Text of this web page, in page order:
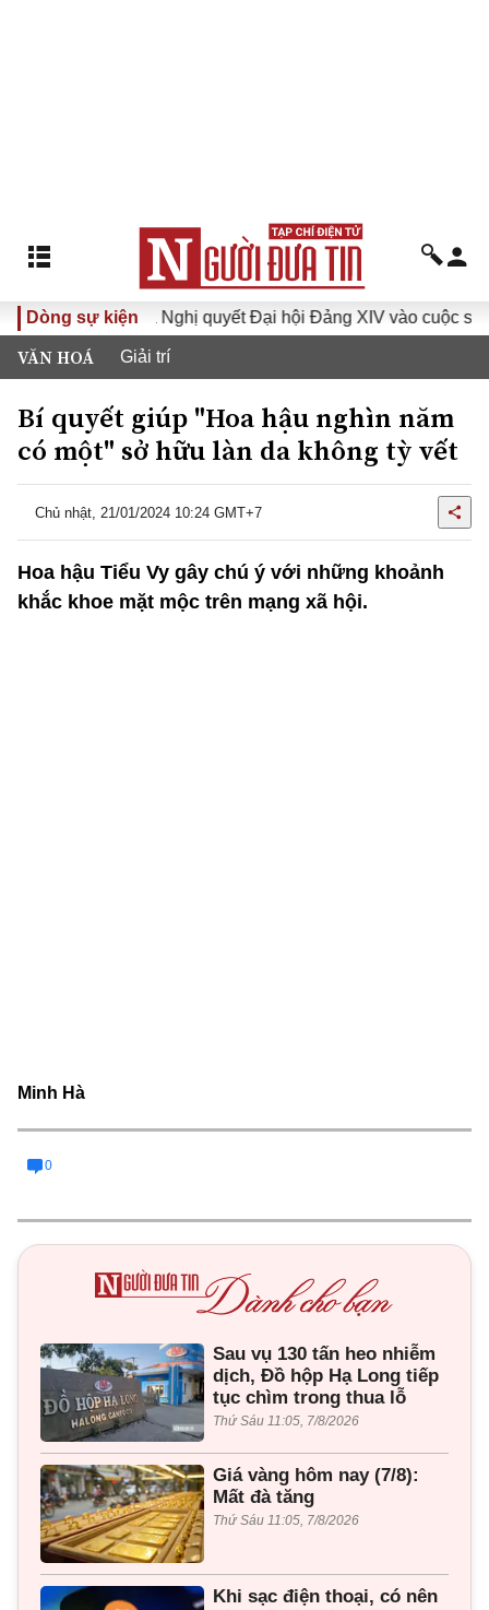
Dòng sự kiện
XVI Đưa Nghị quyết Đại hội Đảng XIV vào cuộc sống
VĂN HOÁ Giải trí
Bí quyết giúp "Hoa hậu nghìn năm
có một" sở hữu làn da không tỳ vết
Chủ nhật, 21/01/2024 10:24 GMT+7
Hoa hậu Tiểu Vy gây chú ý với những khoảnh
khắc khoe mặt mộc trên mạng xã hội.
Minh Hà
0
Sau vụ 130 tấn heo nhiễm
dịch, Đồ hộp Hạ Long tiếp
tục chìm trong thua lỗ
Thứ Sáu 11:05, 7/8/2026
Giá vàng hôm nay (7/8):
Mất đà tăng
Thứ Sáu 11:05, 7/8/2026
Khi sạc điện thoại, có nên